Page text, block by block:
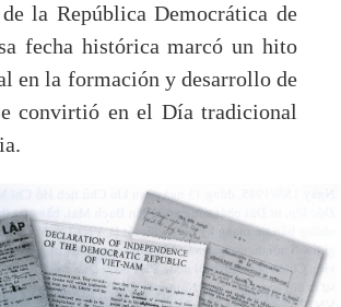
la República Democrática de
fecha histórica marcó un hito
en la formación y desarrollo de
convirtió en el Día tradicional